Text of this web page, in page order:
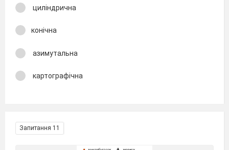
циліндрична
конічна
азимутальна
картографічна
Запитання 11